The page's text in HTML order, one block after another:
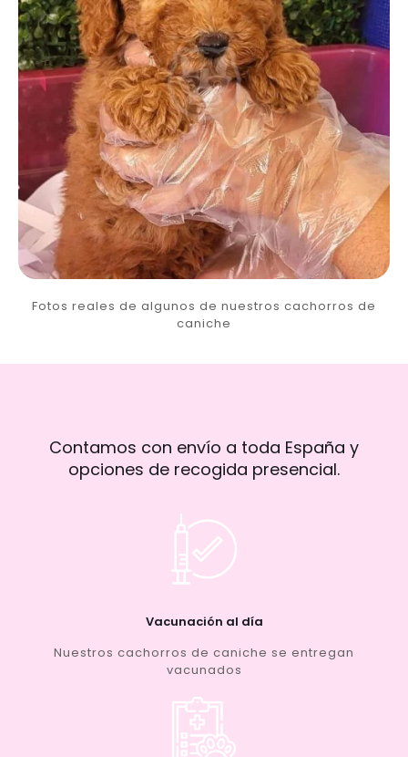
Fotos reales de algunos de nuestros cachorros de
caniche
Contamos con envío a toda España y
opciones de recogida presencial.
Vacunación al día
Nuestros cachorros de caniche se entregan
vacunados